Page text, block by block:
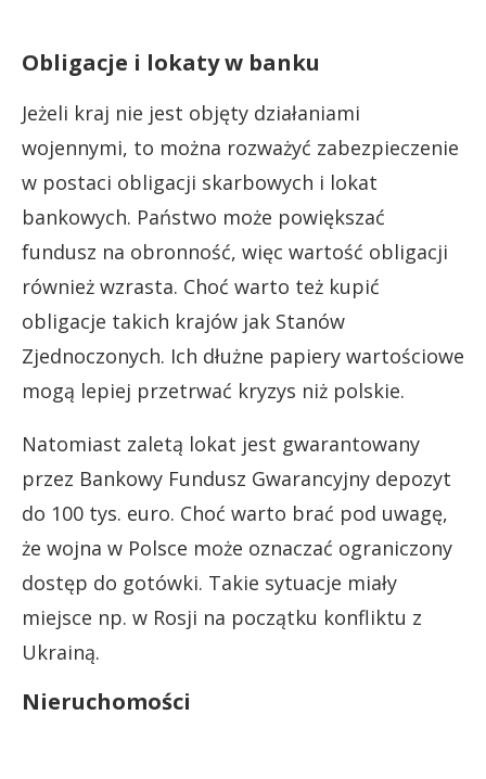
Obligacje i lokaty w banku
Jeżeli kraj nie jest objęty działaniami
wojennymi, to można rozważyć zabezpieczenie
w postaci obligacji skarbowych i lokat
bankowych. Państwo może powiększać
fundusz na obronność, więc wartość obligacji
również wzrasta. Choć warto też kupić
obligacje takich krajów jak Stanów
Zjednoczonych. Ich dłużne papiery wartościowe
mogą lepiej przetrwać kryzys niż polskie.
Natomiast zaletą lokat jest gwarantowany
przez Bankowy Fundusz Gwarancyjny depozyt
do 100 tys. euro. Choć warto brać pod uwagę,
że wojna w Polsce może oznaczać ograniczony
dostęp do gotówki. Takie sytuacje miały
miejsce np. w Rosji na początku konfliktu z
Ukrainą.
Nieruchomości